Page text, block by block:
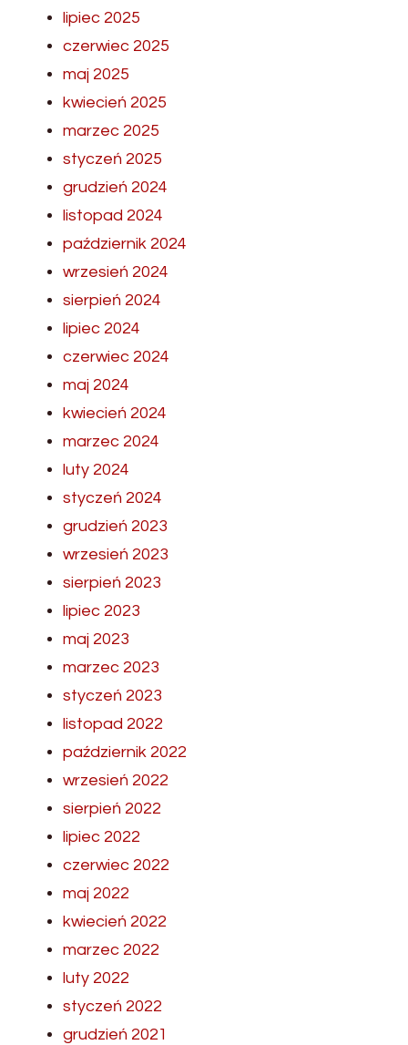
lipiec 2025
czerwiec 2025
maj 2025
kwiecień 2025
marzec 2025
styczeń 2025
grudzień 2024
listopad 2024
październik 2024
wrzesień 2024
sierpień 2024
lipiec 2024
czerwiec 2024
maj 2024
kwiecień 2024
marzec 2024
luty 2024
styczeń 2024
grudzień 2023
wrzesień 2023
sierpień 2023
lipiec 2023
maj 2023
marzec 2023
styczeń 2023
listopad 2022
październik 2022
wrzesień 2022
sierpień 2022
lipiec 2022
czerwiec 2022
maj 2022
kwiecień 2022
marzec 2022
luty 2022
styczeń 2022
grudzień 2021